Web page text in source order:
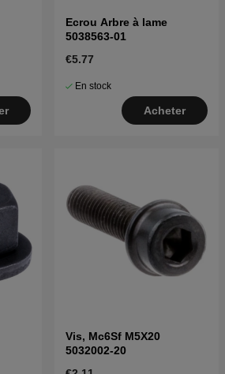
Ecrou Arbre à lame
5038563-01
€5.77
En stock
Acheter
Vis, Mc6Sf M5X20
5032002-20